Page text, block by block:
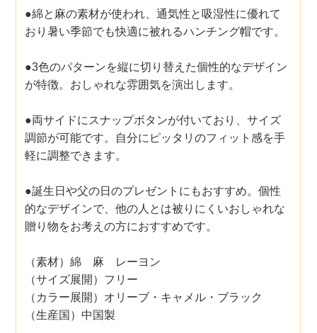
●綿と麻の素材が使われ、通気性と吸湿性に優れて
おり暑い季節でも快適に被れるハンチング帽です。
●3色のパターンを縦に切り替えた個性的なデザイン
が特徴。おしゃれな雰囲気を演出します。
●両サイドにスナップボタンが付いており、サイズ
調節が可能です。自分にピッタリのフィット感を手
軽に調整できます。
●誕生日や父の日のプレゼントにもおすすめ。個性
的なデザインで、他の人とは被りにくいおしゃれな
贈り物をお考えの方におすすめです。
（素材）綿 麻 レーヨン
（サイズ展開）フリー
（カラー展開）オリーブ・キャメル・ブラック
（生産国）中国製